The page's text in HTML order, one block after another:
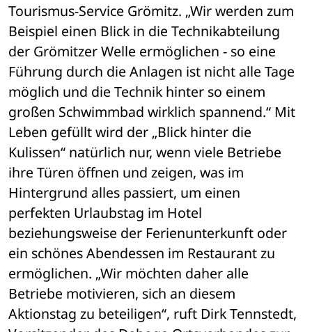
Tourismus-Service Grömitz. „Wir werden zum
Beispiel einen Blick in die Technikabteilung
der Grömitzer Welle ermöglichen - so eine
Führung durch die Anlagen ist nicht alle Tage
möglich und die Technik hinter so einem
großen Schwimmbad wirklich spannend.“ Mit
Leben gefüllt wird der „Blick hinter die
Kulissen“ natürlich nur, wenn viele Betriebe
ihre Türen öffnen und zeigen, was im
Hintergrund alles passiert, um einen
perfekten Urlaubstag im Hotel
beziehungsweise der Ferienunterkunft oder
ein schönes Abendessen im Restaurant zu
ermöglichen. „Wir möchten daher alle
Betriebe motivieren, sich an diesem
Aktionstag zu beteiligen“, ruft Dirk Tennstedt,